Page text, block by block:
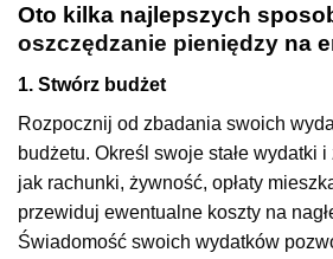
Oto kilka najlepszych
oszczędzanie pieniędzy na
1. Stwórz budżet
Rozpocznij od zbadania swoich
budżetu. Określ swoje stałe wydatki
jak rachunki, żywność, opłaty
przewiduj ewentualne koszty na
Świadomość swoich wydatków